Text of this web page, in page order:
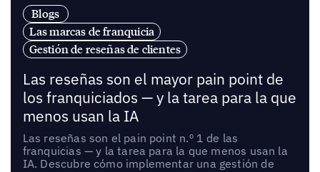
Blogs
Las marcas de franquicia
Gestión de reseñas de clientes
Las reseñas son el mayor pain point de
los franquiciados — y la tarea para la que
menos usan la IA
Las reseñas son el pain point n.º 1 de las
franquicias — y la tarea para la que menos usan la
IA. Descubre cómo implementar una gestión de